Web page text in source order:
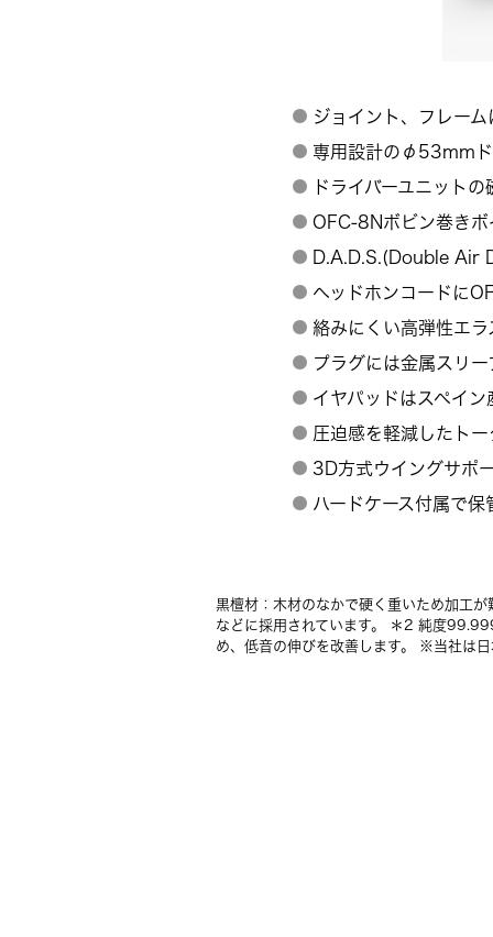
ジョイント、フレー
専用設計のφ53mmド
ドライバーユニット
OFC-8Nボビン巻き
D.A.D.S.(Double Air
ヘッドホンコードに
絡みにくい高弾性エ
プラグには金属スリ
イヤパッドはスペイ
圧迫感を軽減したト
3D方式ウイングサポ
ハードケース付属で
黒檀材：木材のなかで硬く重いため加工
などに採用されています。 ＊2 純度
め、低音の伸びを改善します。 ※当社は